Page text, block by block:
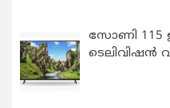
സോണി 115
ടെലിവിഷൻ